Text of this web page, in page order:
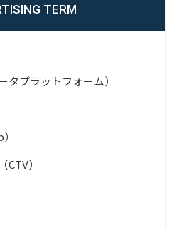
TERM
タプラットフォーム）
）